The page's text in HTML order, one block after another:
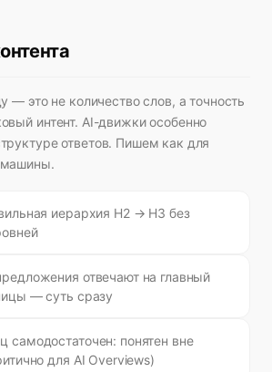
— это не количество слов, а точность
интент. AI-движки особенно
ответов. Пишем как для
иерархия H2 → H3 без
отвечают на главный
— суть сразу
самодостаточен: понятен вне
для AI Overviews)